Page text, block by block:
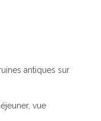
antiques sur
vue